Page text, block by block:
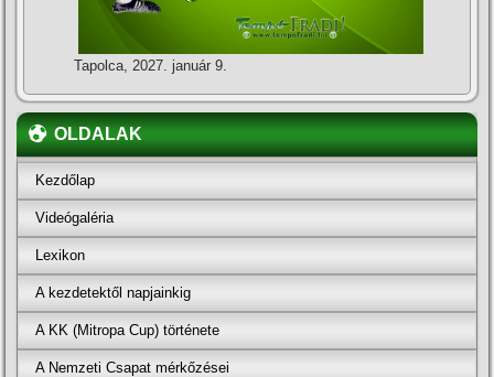
Tapolca, 2027. január 9.
OLDALAK
Kezdőlap
Videógaléria
Lexikon
A kezdetektől napjainkig
A KK (Mitropa Cup) története
A Nemzeti Csapat mérkőzései